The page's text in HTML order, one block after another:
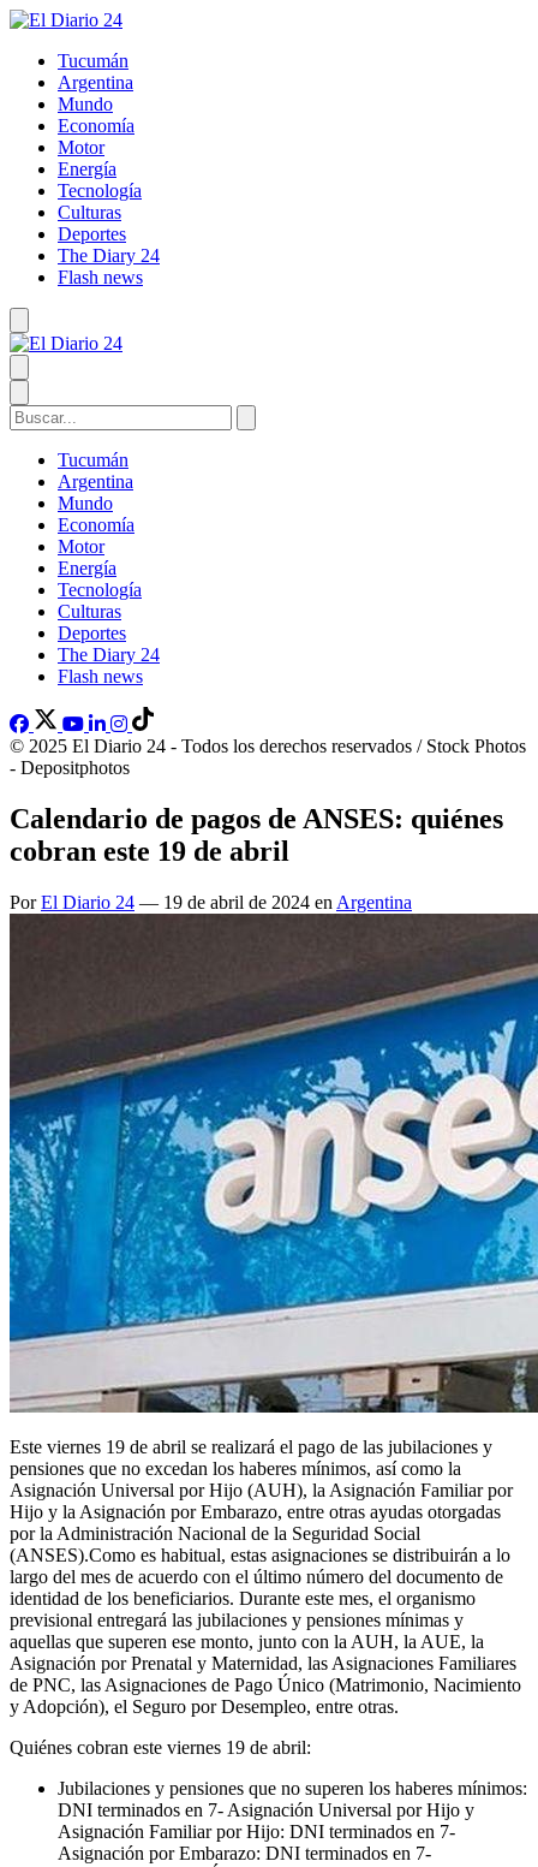
Tucumán
Argentina
Mundo
Economía
Motor
Energía
Tecnología
Culturas
Deportes
The Diary 24
Flash news
Tucumán
Argentina
Mundo
Economía
Motor
Energía
Tecnología
Culturas
Deportes
The Diary 24
Flash news
© 2025 El Diario 24 - Todos los derechos reservados / Stock Photos
- Depositphotos
Calendario de pagos de ANSES: quiénes
cobran este 19 de abril
PorEl Diario 24 — 19 de abril de 2024 en Argentina
Este viernes 19 de abril se realizará el pago de las jubilaciones y
pensiones que no excedan los haberes mínimos, así como la
Asignación Universal por Hijo (AUH), la Asignación Familiar por
Hijo y la Asignación por Embarazo, entre otras ayudas otorgadas
por la Administración Nacional de la Seguridad Social
(ANSES).Como es habitual, estas asignaciones se distribuirán a lo
largo del mes de acuerdo con el último número del documento de
identidad de los beneficiarios. Durante este mes, el organismo
previsional entregará las jubilaciones y pensiones mínimas y
aquellas que superen ese monto, junto con la AUH, la AUE, la
Asignación por Prenatal y Maternidad, las Asignaciones Familiares
de PNC, las Asignaciones de Pago Único (Matrimonio, Nacimiento
y Adopción), el Seguro por Desempleo, entre otras.
Quiénes cobran este viernes 19 de abril:
Jubilaciones y pensiones que no superen los haberes mínimos:
DNI terminados en 7- Asignación Universal por Hijo y
Asignación Familiar por Hijo: DNI terminados en 7-
Asignación por Embarazo: DNI terminados en 7-